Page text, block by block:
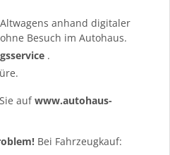
anhand digitaler
Besuch im Autohaus.
.
aufwww.autohaus-
Bei Fahrzeugkauf: